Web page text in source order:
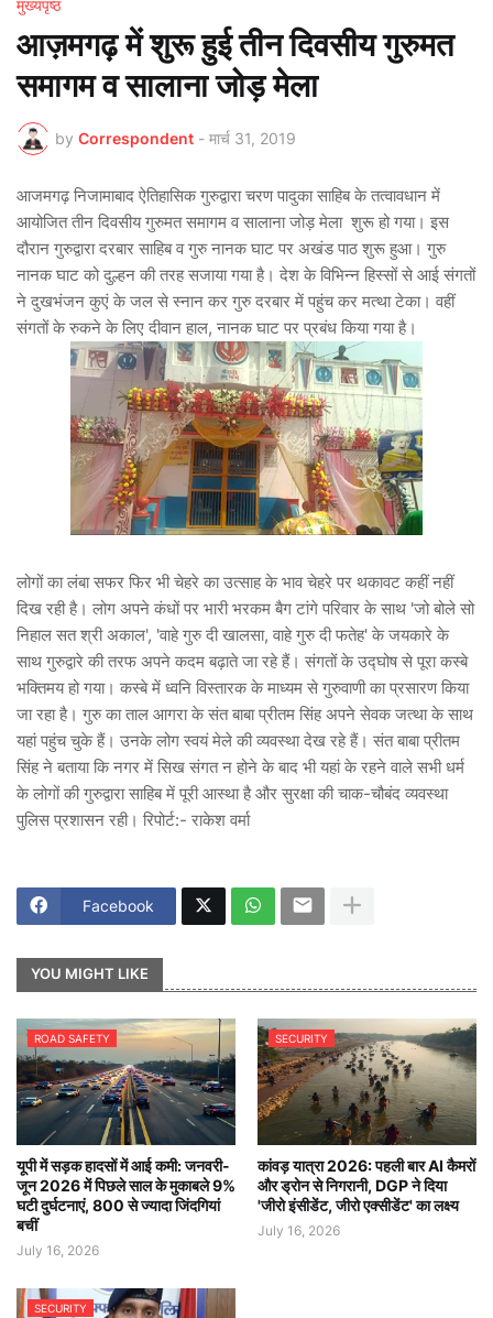
मुख्यपृष्ठ
आज़मगढ़ में शुरू हुई तीन दिवसीय गुरुमत
समागम व सालाना जोड़ मेला
by Correspondent - मार्च 31, 2019
आजमगढ़ निजामाबाद ऐतिहासिक गुरुद्वारा चरण पादुका साहिब के तत्वावधान में
आयोजित तीन दिवसीय गुरुमत समागम व सालाना जोड़ मेला शुरू हो गया। इस
दौरान गुरुद्वारा दरबार साहिब व गुरु नानक घाट पर अखंड पाठ शुरू हुआ। गुरु
नानक घाट को दुल्हन की तरह सजाया गया है। देश के विभिन्न हिस्सों से आई संगतों
ने दुखभंजन कुएं के जल से स्नान कर गुरु दरबार में पहुंच कर मत्था टेका। वहीं
संगतों के रुकने के लिए दीवान हाल, नानक घाट पर प्रबंध किया गया है।
लोगों का लंबा सफर फिर भी चेहरे का उत्साह के भाव चेहरे पर थकावट कहीं नहीं
दिख रही है। लोग अपने कंधों पर भारी भरकम बैग टांगे परिवार के साथ 'जो बोले सो
निहाल सत श्री अकाल', 'वाहे गुरु दी खालसा, वाहे गुरु दी फतेह' के जयकारे के
साथ गुरुद्वारे की तरफ अपने कदम बढ़ाते जा रहे हैं। संगतों के उद्घोष से पूरा कस्बे
भक्तिमय हो गया। कस्बे में ध्वनि विस्तारक के माध्यम से गुरुवाणी का प्रसारण किया
जा रहा है। गुरु का ताल आगरा के संत बाबा प्रीतम सिंह अपने सेवक जत्था के साथ
यहां पहुंच चुके हैं। उनके लोग स्वयं मेले की व्यवस्था देख रहे हैं। संत बाबा प्रीतम
सिंह ने बताया कि नगर में सिख संगत न होने के बाद भी यहां के रहने वाले सभी धर्म
के लोगों की गुरुद्वारा साहिब में पूरी आस्था है और सुरक्षा की चाक-चौबंद व्यवस्था
पुलिस प्रशासन रही। रिपोर्ट:- राकेश वर्मा
Facebook
YOU MIGHT LIKE
ROAD SAFETY
यूपी में सड़क हादसों में आई कमी: जनवरी-
जून 2026 में पिछले साल के मुकाबले 9%
घटी दुर्घटनाएं, 800 से ज्यादा जिंदगियां
बचीं
July 16, 2026
SECURITY
कांवड़ यात्रा 2026: पहली बार AI कैमरों
और ड्रोन से निगरानी, DGP ने दिया
'जीरो इंसीडेंट, जीरो एक्सीडेंट' का लक्ष्य
July 16, 2026
SECURITY